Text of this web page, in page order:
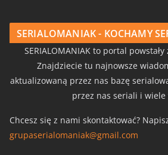
SERIALOMANIAK - KOCHAMY
SERIALOMANIAK to portal
Znajdziecie tu najnowsze
aktualizowaną przez nas bazę
przez nas seriali i wiele
Chcesz się z nami skontaktować?
grupaserialomaniak@gmail.com